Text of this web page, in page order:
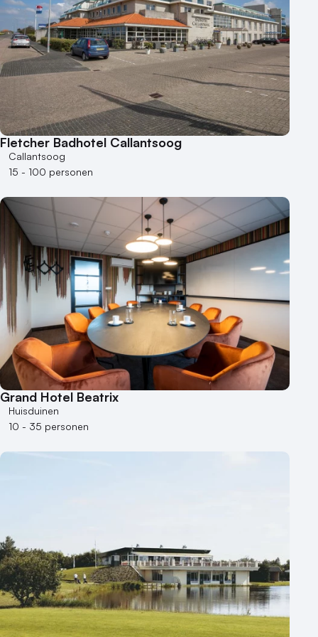
100 - 250 personen
250 - 500 personen
500+ personen
Bijzondere locaties
Buitenlocatie
Duurzame locatie
Groene locatie
Heisessie
Hotel
Hybride events
Industriële locatie
Kasteel en landgoed
Kleine / intieme locatie
Locaties aan zee
Museum
Theater
Varende locatie
Fletcher Badhotel Callantsoog
Callantsoog
15 - 100 personen
Grand Hotel Beatrix
Huisduinen
10 - 35 personen